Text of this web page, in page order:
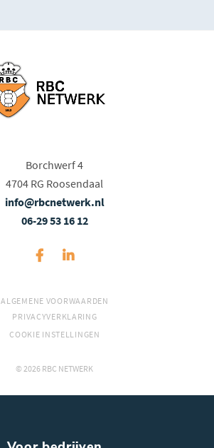
Borchwerf 4
4704 RG Roosendaal
info@rbcnetwerk.nl
06-29 53 16 12
ALGEMENE VOORWAARDEN
PRIVACYVERKLARING
COOKIE INSTELLINGEN
© 2026 RBC NETWERK